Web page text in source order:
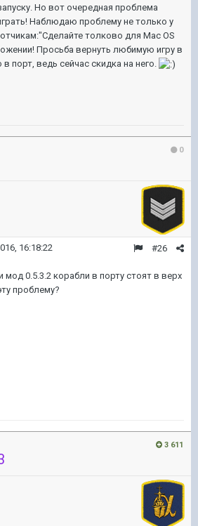
Но вот очередная проблема
Наблюдаю проблему не только у
толково для Mac OS
Просьба вернуть любимую игру в
порт, ведь сейчас скидка на него.
0
#26
16:18:22
мод 0.5.3.2 корабли в порту стоят в верх
проблему?
3 611